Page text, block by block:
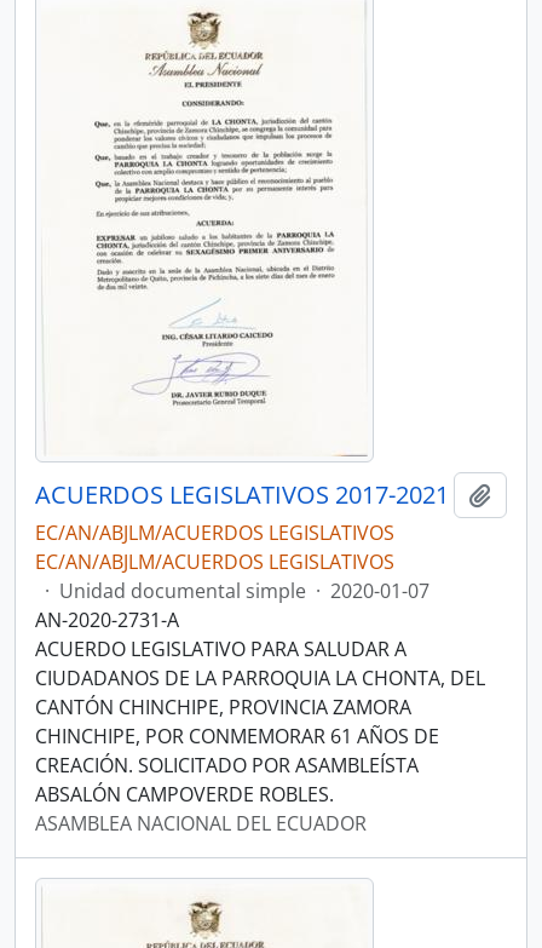
ACUERDOS LEGISLATIVOS 2017-2021
EC/AN/ABJLM/ACUERDOS LEGISLATIVOS
EC/AN/ABJLM/ACUERDOS LEGISLATIVOS
· Unidad documental simple · 2020-01-07
AN-2020-2731-A
ACUERDO LEGISLATIVO PARA SALUDAR A
CIUDADANOS DE LA PARROQUIA LA CHONTA, DEL
CANTÓN CHINCHIPE, PROVINCIA ZAMORA
CHINCHIPE, POR CONMEMORAR 61 AÑOS DE
CREACIÓN. SOLICITADO POR ASAMBLEÍSTA
ABSALÓN CAMPOVERDE ROBLES.
ASAMBLEA NACIONAL DEL ECUADOR